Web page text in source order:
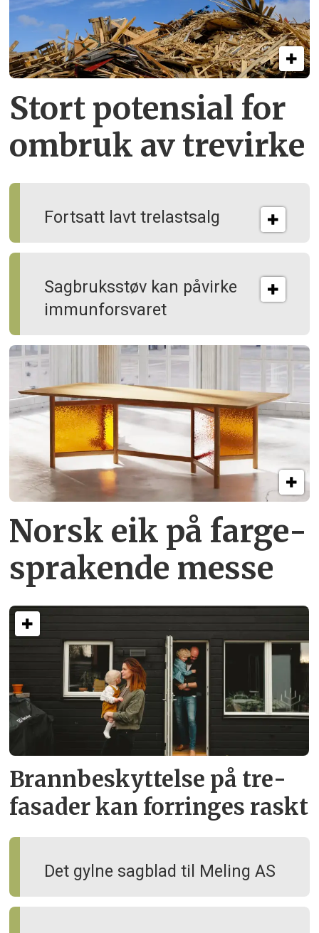
Stort potensial for
ombruk av tre­virke
Fortsatt lavt trelastsalg
Sagbruksstøv kan på­virke
immun­forsvaret
Norsk eik på farge­
sprakende messe
Brann­beskyttelse på tre­
fasader kan forringes raskt
Det gylne sagblad til Meling AS